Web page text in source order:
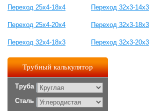
Переход 25x4-18x4 Переход 32x3-14x3
Переход 25x4-20x4 Переход 32x3-18x3
Переход 32x4-18x3 Переход 32x3-20x3
Трубный калькулятор
Труба
Сталь